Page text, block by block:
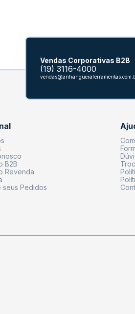
Vendas Corporativas B2B
(19) 3116-4000
B2B
Revenda
seus Pedidos